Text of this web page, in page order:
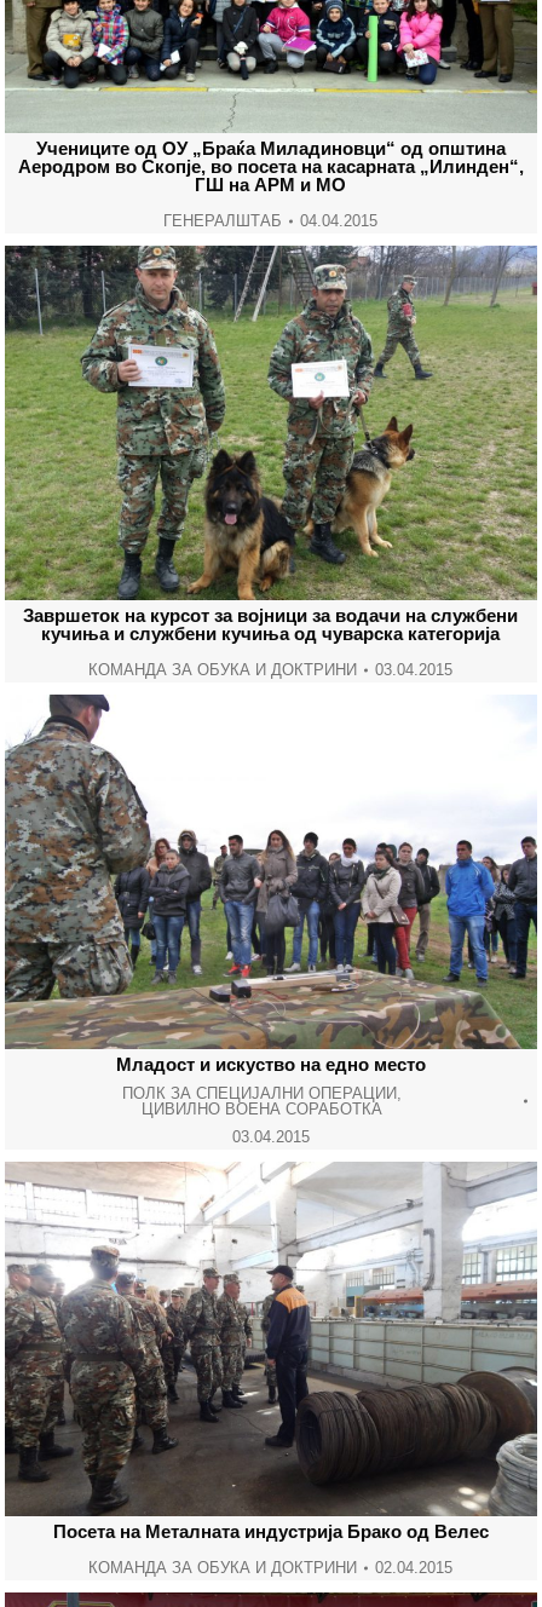
Учениците од ОУ „Браќа Миладиновци“ од општина
Аеродром во Скопје, во посета на касарната „Илинден“,
ГШ на АРМ и МО
ГЕНЕРАЛШТАБ 04.04.2015
Завршеток на курсот за војници за водачи на службени
кучиња и службени кучиња од чуварска категорија
КОМАНДА ЗА ОБУКА И ДОКТРИНИ 03.04.2015
Младост и искуство на едно место
ПОЛК ЗА СПЕЦИЈАЛНИ ОПЕРАЦИИ,
ЦИВИЛНО ВОЕНА СОРАБОТКА
03.04.2015
Посета на Металната индустрија Брако од Велес
КОМАНДА ЗА ОБУКА И ДОКТРИНИ 02.04.2015